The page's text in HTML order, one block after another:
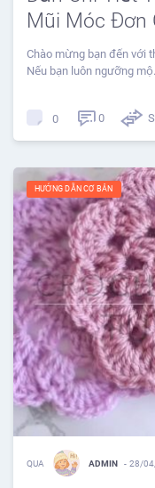
Mũi Móc Đơn
Chào mừng bạn đến với
Nếu bạn luôn ngưỡng
0 0
HƯỚNG DẪN CƠ BẢN
QUA ADMIN - 28/